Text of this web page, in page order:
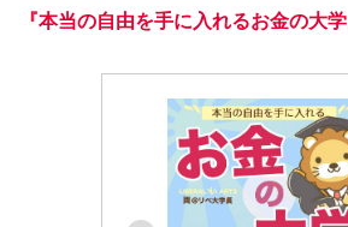
『本当の自由を手に入れるお金の大学